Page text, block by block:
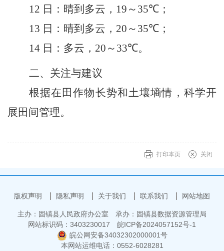
12 日：晴到多云， 19 ～ 35℃；
13 日：晴到多云， 20 ～ 35℃；
14 日：多云， 20 ～ 33℃。
二、关注与建议
根据在田作物长势和土壤墒情，科学开
展田间管理。
打印本页 关闭
版权声明 隐私声明 关于我们 联系我们 网站地图
主办：固镇县人民政府办公室
承办：固镇县数据资源管理局
网站标识码：3403230017
皖ICP备2024057152号-1
皖公网安备34032302000001号
本网站运维电话：0552-6028281